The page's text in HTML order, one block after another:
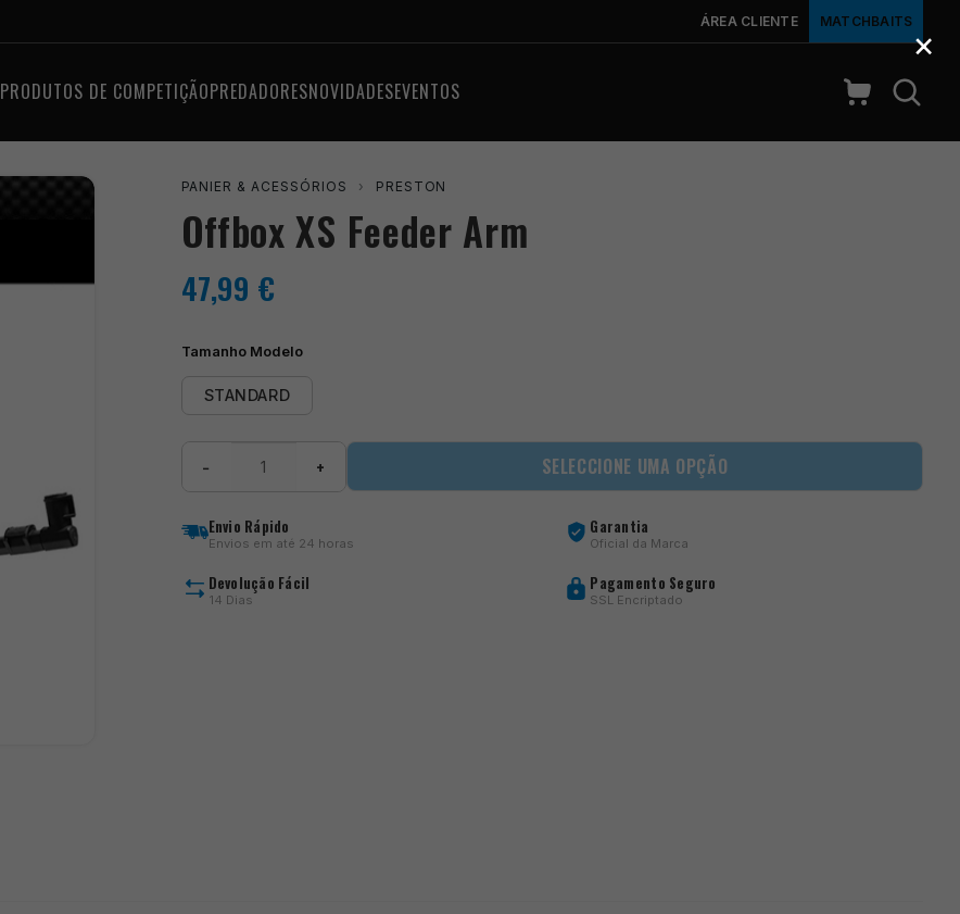
ÁREA CLIENTE MATCHBAITS
PRODUTOS DE COMPETIÇÃOPREDADORESNOVIDADESEVENTOS
PANIER & ACESSÓRIOS › PRESTON
Offbox XS Feeder Arm
47,99 €
Tamanho Modelo
STANDARD
Feeder
Arm
− + SELECCIONE UMA OPÇÃO
Envio Rápido
Envios em até 24 horas
Garantia
Oficial da Marca
Devolução Fácil
14 Dias
Pagamento Seguro
SSL Encriptado
×